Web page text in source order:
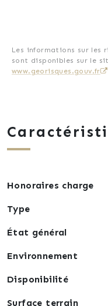
Les informations sur les
sont disponibles sur le
www.georisques.gouv.fr
Honoraires charge
Type
État général
Environnement
Disponibilité
Surface terrain